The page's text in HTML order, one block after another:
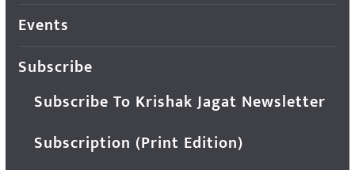
Events
Subscribe
Subscribe To Krishak Jagat Newsletter
Subscription (Print Edition)